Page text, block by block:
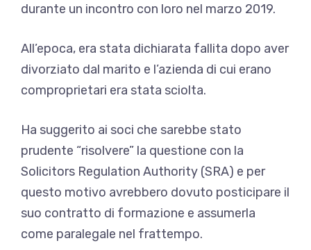
durante un incontro con loro nel marzo 2019.
All’epoca, era stata dichiarata fallita dopo aver
divorziato dal marito e l’azienda di cui erano
comproprietari era stata sciolta.
Ha suggerito ai soci che sarebbe stato
prudente “risolvere” la questione con la
Solicitors Regulation Authority (SRA) e per
questo motivo avrebbero dovuto posticipare il
suo contratto di formazione e assumerla
come paralegale nel frattempo.